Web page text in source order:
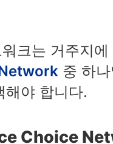
크는 거주지에
중 하
해야 합니다.
Choice